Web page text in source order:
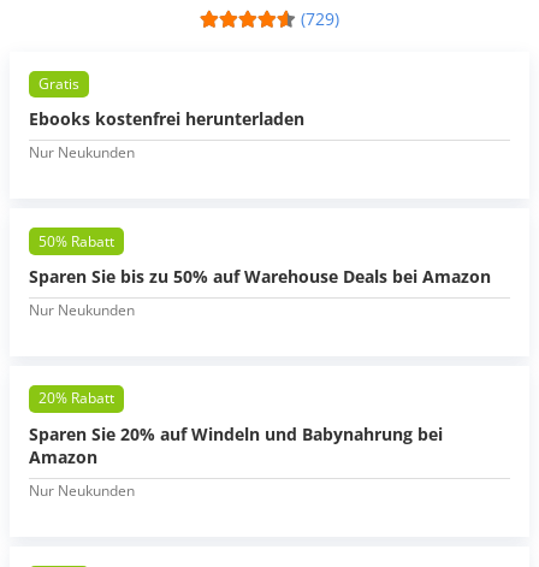
(729)
Gratis
Ebooks kostenfrei herunterladen
Nur Neukunden
50% Rabatt
Sparen Sie bis zu 50% auf Warehouse Deals bei Amazon
Nur Neukunden
20% Rabatt
Sparen Sie 20% auf Windeln und Babynahrung bei
Amazon
Nur Neukunden